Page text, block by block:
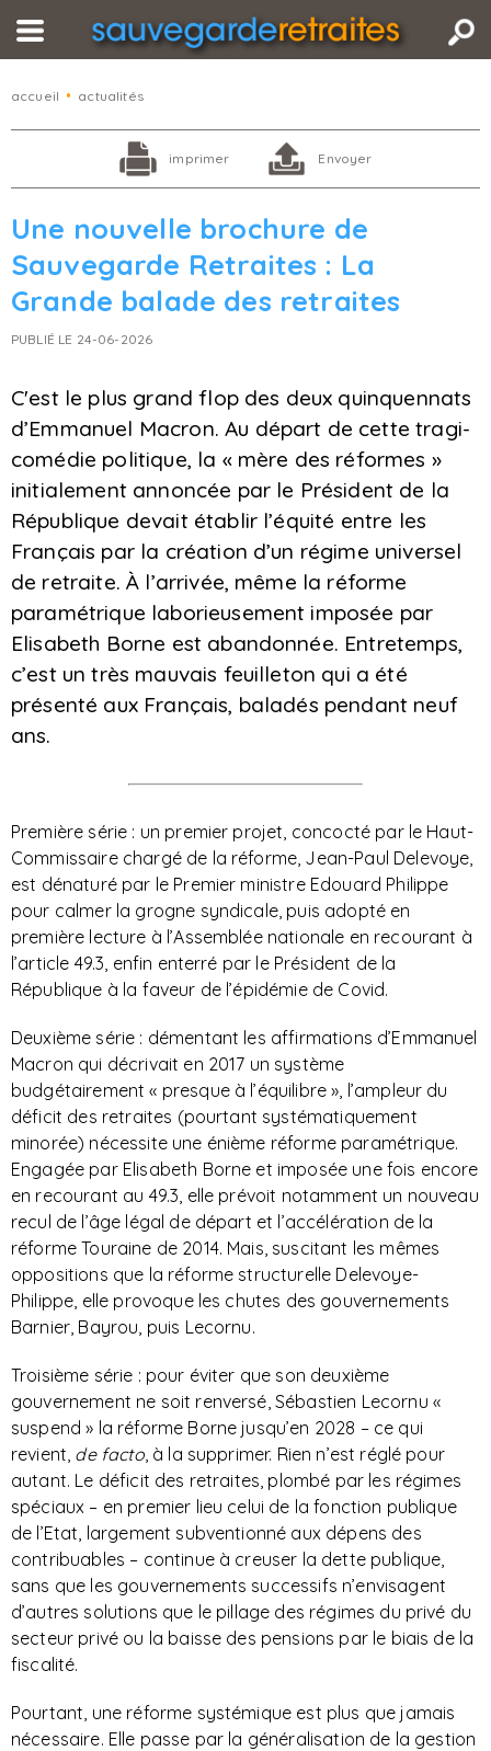
accueil • actualités
imprimer Envoyer
Une nouvelle brochure de
Sauvegarde Retraites : La
Grande balade des retraites
PUBLIÉ LE 24-06-2026
C'est le plus grand flop des deux quinquennats
d’Emmanuel Macron. Au départ de cette tragi-
comédie politique, la « mère des réformes »
initialement annoncée par le Président de la
République devait établir l’équité entre les
Français par la création d’un régime universel
de retraite. À l’arrivée, même la réforme
paramétrique laborieusement imposée par
Elisabeth Borne est abandonnée. Entretemps,
c’est un très mauvais feuilleton qui a été
présenté aux Français, baladés pendant neuf
ans.
Première série : un premier projet, concocté par le Haut-
Commissaire chargé de la réforme, Jean-Paul Delevoye,
est dénaturé par le Premier ministre Edouard Philippe
pour calmer la grogne syndicale, puis adopté en
première lecture à l’Assemblée nationale en recourant à
l’article 49.3, enfin enterré par le Président de la
République à la faveur de l’épidémie de Covid.
Deuxième série : démentant les affirmations d’Emmanuel
Macron qui décrivait en 2017 un système
budgétairement « presque à l’équilibre », l’ampleur du
déficit des retraites (pourtant systématiquement
minorée) nécessite une énième réforme paramétrique.
Engagée par Elisabeth Borne et imposée une fois encore
en recourant au 49.3, elle prévoit notamment un nouveau
recul de l’âge légal de départ et l’accélération de la
réforme Touraine de 2014. Mais, suscitant les mêmes
oppositions que la réforme structurelle Delevoye-
Philippe, elle provoque les chutes des gouvernements
Barnier, Bayrou, puis Lecornu.
Troisième série : pour éviter que son deuxième
gouvernement ne soit renversé, Sébastien Lecornu «
suspend » la réforme Borne jusqu’en 2028 – ce qui
revient, de facto, à la supprimer. Rien n’est réglé pour
autant. Le déficit des retraites, plombé par les régimes
spéciaux – en premier lieu celui de la fonction publique
de l’Etat, largement subventionné aux dépens des
contribuables – continue à creuser la dette publique,
sans que les gouvernements successifs n’envisagent
d’autres solutions que le pillage des régimes du privé du
secteur privé ou la baisse des pensions par le biais de la
fiscalité.
Pourtant, une réforme systémique est plus que jamais
nécessaire. Elle passe par la généralisation de la gestion